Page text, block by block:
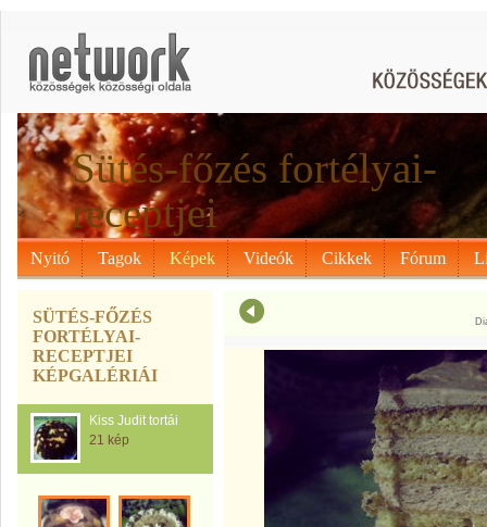
Sütés-főzés fortélyai-
receptjei
Nyitó Tagok Képek Videók Cikkek Fórum
SÜTÉS-FŐZÉS
FORTÉLYAI-
RECEPTJEI
KÉPGALÉRIÁI
Kiss Judit tortái
21 kép